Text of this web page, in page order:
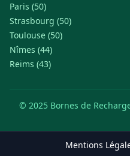
Paris (50)
Strasbourg (50)
Toulouse (50)
Nîmes (44)
Reims (43)
© 2025 Bornes de
Mentions